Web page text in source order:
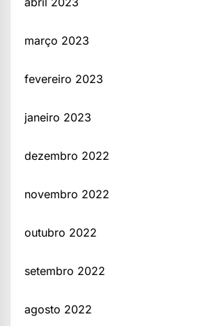
março 2023
fevereiro 2023
janeiro 2023
dezembro 2022
novembro 2022
outubro 2022
setembro 2022
agosto 2022